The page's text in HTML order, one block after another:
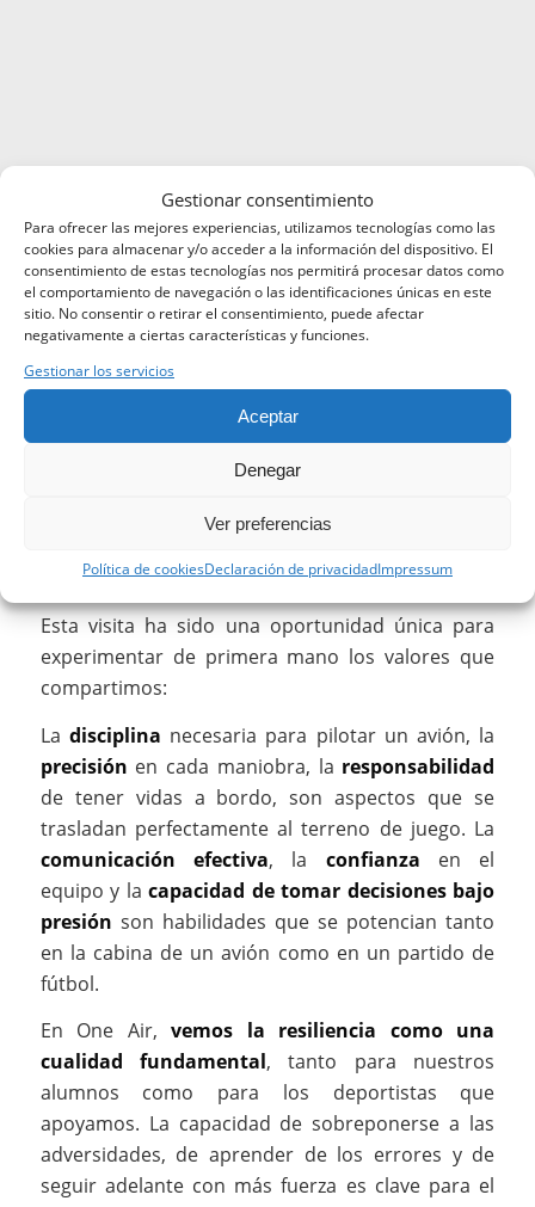
Gestionar consentimiento
Para ofrecer las mejores experiencias, utilizamos tecnologías como las
cookies para almacenar y/o acceder a la información del dispositivo. El
consentimiento de estas tecnologías nos permitirá procesar datos como
el comportamiento de navegación o las identificaciones únicas en este
sitio. No consentir o retirar el consentimiento, puede afectar
negativamente a ciertas características y funciones.
Gestionar los servicios
Aceptar
Denegar
Ver preferencias
Política de cookiesDeclaración de privacidadImpressum
LA AVIACIÓN Y EL DEPORTE,
UNIDOS POR LOS VALORES
EN COMÚN
Esta visita ha sido una oportunidad única para
experimentar de primera mano los valores que
compartimos:
La disciplina necesaria para pilotar un avión, la
precisión en cada maniobra, la responsabilidad
de tener vidas a bordo, son aspectos que se
trasladan perfectamente al terreno de juego. La
comunicación efectiva, la confianza en el
equipo y lacapacidad de tomar decisiones bajo
presión son habilidades que se potencian tanto
en la cabina de un avión como en un partido de
fútbol.
En One Air,vemos la resiliencia como una
cualidad fundamental, tanto para nuestros
alumnos como para los deportistas que
apoyamos. La capacidad de sobreponerse a las
adversidades, de aprender de los errores y de
seguir adelante con más fuerza es clave para el